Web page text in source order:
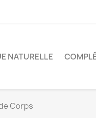
NATURELLE
Corps